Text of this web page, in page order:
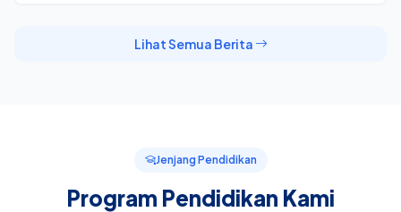
Lihat Semua Berita
Jenjang Pendidikan
Program Pendidikan Kami